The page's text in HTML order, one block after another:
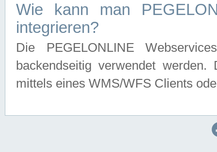
Wie kann man
integrieren?
Die PEGELONLINE
backendseitig verwendet
mittels eines WMS/WFS Clients